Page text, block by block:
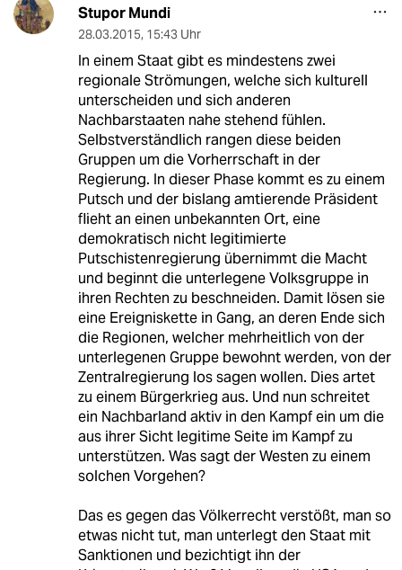
Stupor Mundi
28.03.2015, 15:43 Uhr
In einem Staat gibt es mindestens zwei
regionale Strömungen, welche sich kulturell
unterscheiden und sich anderen
Nachbarstaaten nahe stehend fühlen.
Selbstverständlich rangen diese beiden
Gruppen um die Vorherrschaft in der
Regierung. In dieser Phase kommt es zu einem
Putsch und der bislang amtierende Präsident
flieht an einen unbekannten Ort, eine
demokratisch nicht legitimierte
Putschistenregierung übernimmt die Macht
und beginnt die unterlegene Volksgruppe in
ihren Rechten zu beschneiden. Damit lösen sie
eine Ereigniskette in Gang, an deren Ende sich
die Regionen, welcher mehrheitlich von der
unterlegenen Gruppe bewohnt werden, von der
Zentralregierung los sagen wollen. Dies artet
zu einem Bürgerkrieg aus. Und nun schreitet
ein Nachbarland aktiv in den Kampf ein um die
aus ihrer Sicht legitime Seite im Kampf zu
unterstützen. Was sagt der Westen zu einem
solchen Vorgehen?
Das es gegen das Völkerrecht verstößt, man so
etwas nicht tut, man unterlegt den Staat mit
Sanktionen und bezichtigt ihn der